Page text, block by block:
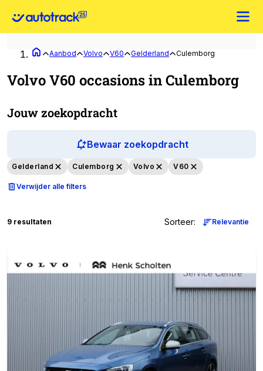
Aanbod Volvo V60 Gelderland Culemborg
Volvo V60 occasions in Culemborg
Jouw zoekopdracht
Bewaar zoekopdracht
Gelderland Culemborg Volvo V60
Verwijder alle filters
9 resultaten Sorteer: Relevantie